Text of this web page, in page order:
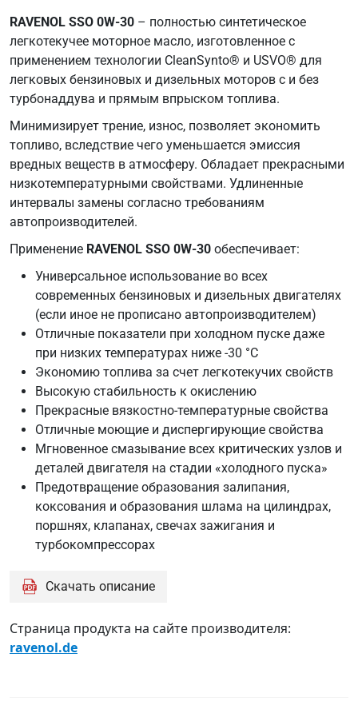
GM-
LL-
B-
025
MB
229.5
Renault
RN0700
Renault
RN0710
Volvo
95200356
- Service
502.00
503.01
VW
505.00
RAVENOL SSO 0W-30 – полностью синтетическое
легкотекучее моторное масло, изготовленное с
применением технологии CleanSynto® и USVO® для
легковых бензиновых и дизельных моторов с и без
турбонаддува и прямым впрыском топлива.
Минимизирует трение, износ, позволяет экономить
топливо, вследствие чего уменьшается эмиссия
вредных веществ в атмосферу. Обладает прекрасными
низкотемпературными свойствами. Удлиненные
интервалы замены согласно требованиям
автопроизводителей.
Применение RAVENOL SSO 0W-30 обеспечивает:
Универсальное использование во всех
современных бензиновых и дизельных двигателях
(если иное не прописано автопроизводителем)
Отличные показатели при холодном пуске даже
при низких температурах ниже -30 °C
Экономию топлива за счет легкотекучих свойств
Высокую стабильность к окислению
Прекрасные вязкостно-температурные свойства
Отличные моющие и диспергирующие свойства
Мгновенное смазывание всех критических узлов и
деталей двигателя на стадии «холодного пуска»
Предотвращение образования залипания,
коксования и образования шлама на цилиндрах,
поршнях, клапанах, свечах зажигания и
турбокомпрессорах
Скачать описание
Страница продукта на сайте производителя:
ravenol.de